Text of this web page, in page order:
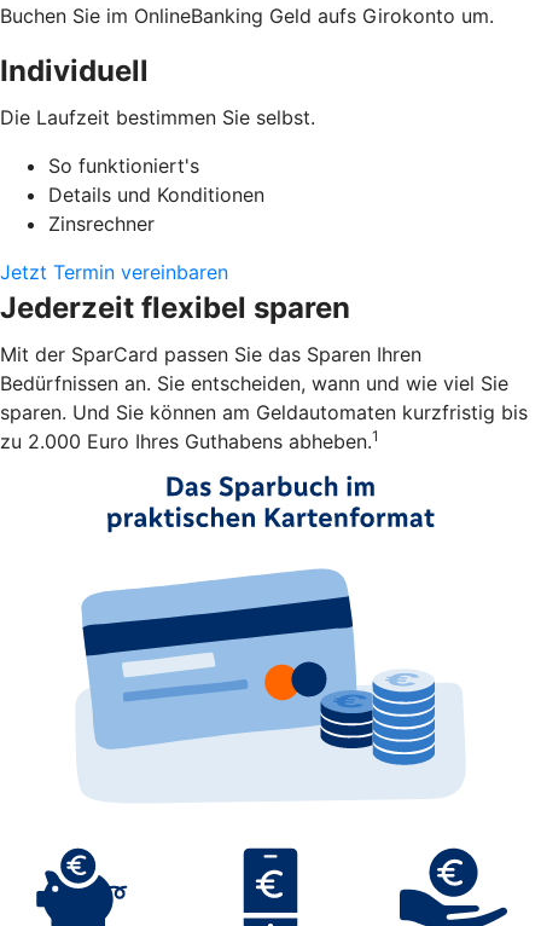
Buchen Sie im OnlineBanking Geld aufs Girokonto um.
Individuell
Die Laufzeit bestimmen Sie selbst.
So funktioniert's
Details und Konditionen
Zinsrechner
Jetzt Termin vereinbaren
Jederzeit flexibel sparen
Mit der SparCard passen Sie das Sparen Ihren
Bedürfnissen an. Sie entscheiden, wann und wie viel Sie
sparen. Und Sie können am Geldautomaten kurzfristig bis
zu 2.000 Euro Ihres Guthabens abheben.1